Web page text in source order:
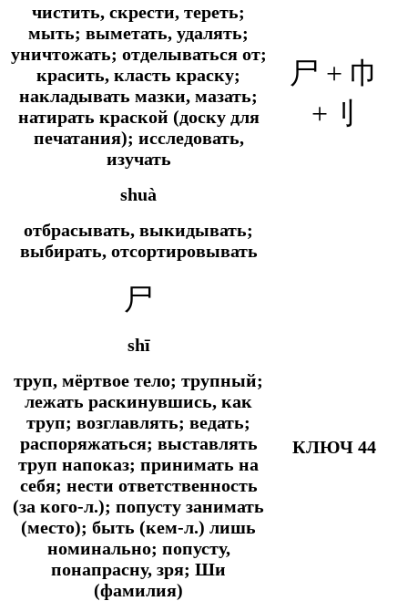
чистить, скрести, тереть;
мыть; выметать, удалять;
уничтожать; отделываться от;
красить, класть краску;
накладывать мазки, мазать;
натирать краской (доску для
печатания); исследовать,
изучать
shuà
отбрасывать, выкидывать;
выбирать, отсортировывать
尸 + 巾
+刂
尸
shī
труп, мёртвое тело; трупный;
лежать раскинувшись, как
труп; возглавлять; ведать;
распоряжаться; выставлять
труп напоказ; принимать на
себя; нести ответственность
(за кого-л.); попусту занимать
(место); быть (кем-л.) лишь
номинально; попусту,
понапрасну, зря; Ши
(фамилия)
КЛЮЧ 44